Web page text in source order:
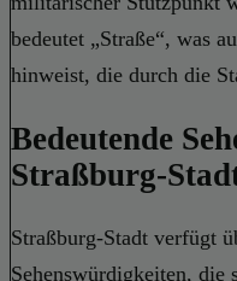
bedeutet „Straße“, was
hinweist, die durch die
Bedeutende
Straßburg-
Straßburg-Stadt verfügt
Sehenswürdigkeiten, die